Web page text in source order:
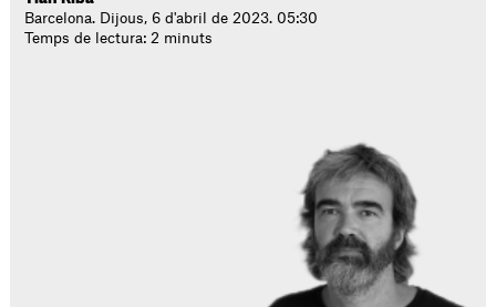
Barcelona. Dijous, 6 d'abril de 2023. 05:30
Temps de lectura: 2 minuts